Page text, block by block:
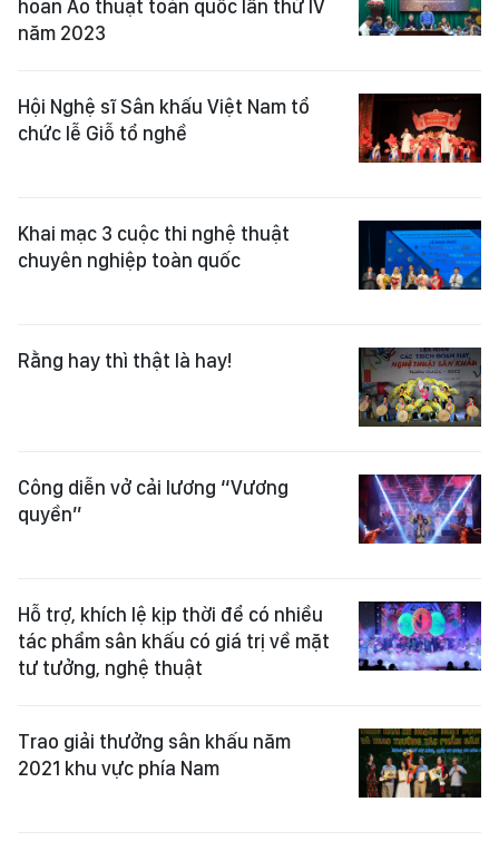
hoan Ảo thuật toàn quốc lần thứ IV
năm 2023
Hội Nghệ sĩ Sân khấu Việt Nam tổ
chức lễ Giỗ tổ nghề
Khai mạc 3 cuộc thi nghệ thuật
chuyên nghiệp toàn quốc
Rằng hay thì thật là hay!
Công diễn vở cải lương “Vương
quyền”
Hỗ trợ, khích lệ kịp thời để có nhiều
tác phẩm sân khấu có giá trị về mặt
tư tưởng, nghệ thuật
Trao giải thưởng sân khấu năm
2021 khu vực phía Nam